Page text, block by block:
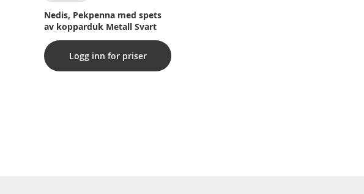
Nedis, Pekpenna med spets
av kopparduk Metall Svart
Logg inn for priser